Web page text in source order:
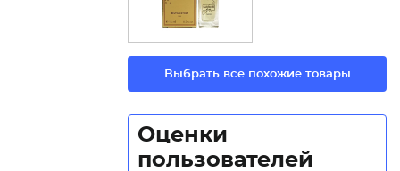
Выбрать все похожие товары
Оценки
пользователей